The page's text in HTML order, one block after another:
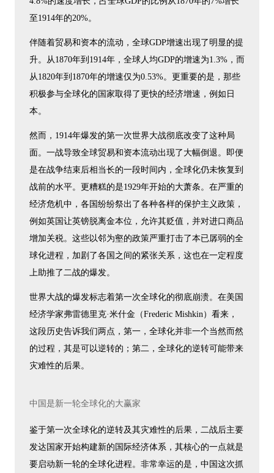
至1914年的20%。
伴随着贸易和资本的流动，全球GDP增速出现了明显的提
升。从1870年到1914年，全球人均GDP的增速为1.3%，而
从1820年到1870年的增速仅为0.53%。更重要的是，那些
积极参与全球化的国家取得了更快的经济增速，例如日
本。
然而，1914年爆发的第一次世界大战彻底改变了这种局
面。一战导致全球贸易和资本流动出现了大幅倒退。即便
是在战争结束后相当长的一段时间内，全球化仍未恢复到
战前的水平。更糟糕的是1929年开始的大萧条。在严重的
经济危机中，各国纷纷祭出了各种各样的保护主义政策，
例如英国让英镑脱离金本位，允许其贬值，并对进口商品
增加关税。这些以邻为壑的政策严重打击了本已孱弱的全
球化进程，加剧了各国之间的紧张关系，这也在一定程度
上助推了二战的爆发。
世界大战的爆发标志着第一次全球化的彻底崩溃。在美国
经济学家弗雷德里克·米什金（Frederic Mishkin）看来，
这段历史告诉我们两点，第一，全球化并非一个当然而然
的过程，其是可以逆转的；第二，全球化的逆转可能带来
灾难性的后果。
中国是新一轮全球化的大赢家
鉴于第一次全球化的逆转及其灾难性的后果，二战后主要
发达国家开始构建新的国际经济体系，其核心的一点就是
要启动新一轮的全球化进程。非常幸运的是，中国这次抓